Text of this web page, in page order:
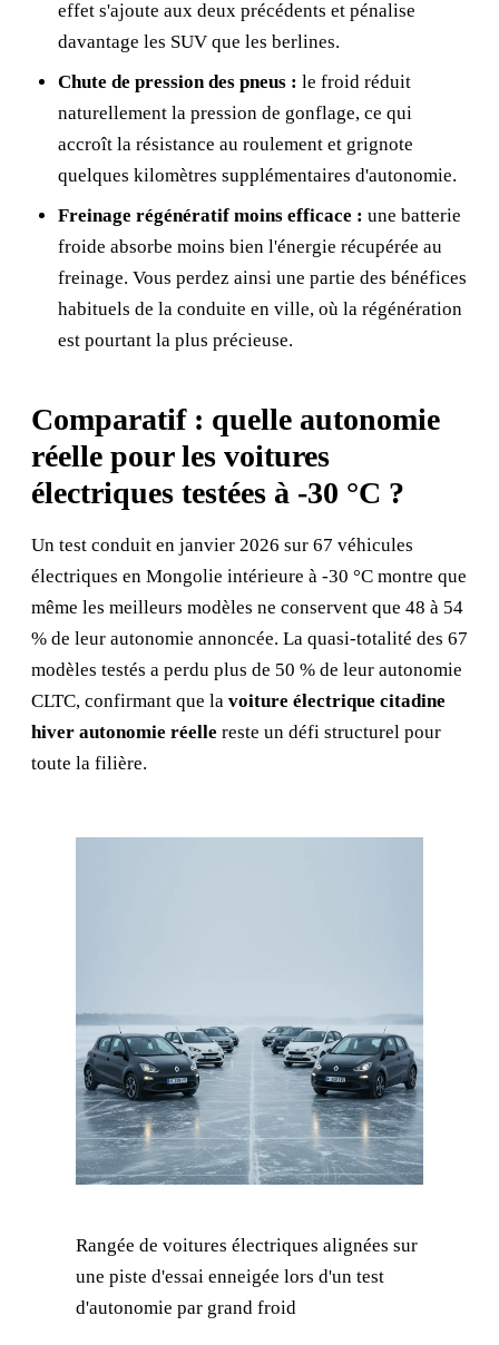
effet s'ajoute aux deux précédents et pénalise
davantage les SUV que les berlines.
Chute de pression des pneus : le froid réduit
naturellement la pression de gonflage, ce qui
accroît la résistance au roulement et grignote
quelques kilomètres supplémentaires d'autonomie.
Freinage régénératif moins efficace : une batterie
froide absorbe moins bien l'énergie récupérée au
freinage. Vous perdez ainsi une partie des bénéfices
habituels de la conduite en ville, où la régénération
est pourtant la plus précieuse.
Comparatif : quelle autonomie
réelle pour les voitures
électriques testées à -30 °C ?
Un test conduit en janvier 2026 sur 67 véhicules
électriques en Mongolie intérieure à -30 °C montre que
même les meilleurs modèles ne conservent que 48 à 54
% de leur autonomie annoncée. La quasi-totalité des 67
modèles testés a perdu plus de 50 % de leur autonomie
CLTC, confirmant que la voiture électrique citadine
hiver autonomie réelle reste un défi structurel pour
toute la filière.
Rangée de voitures électriques alignées sur
une piste d'essai enneigée lors d'un test
d'autonomie par grand froid